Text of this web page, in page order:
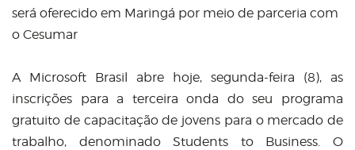
será oferecido em Maringá por meio de parceria com
o Cesumar
A Microsoft Brasil abre hoje, segunda-feira (8), as
inscrições para a terceira onda do seu programa
gratuito de capacitação de jovens para o mercado de
trabalho, denominado Students to Business. O